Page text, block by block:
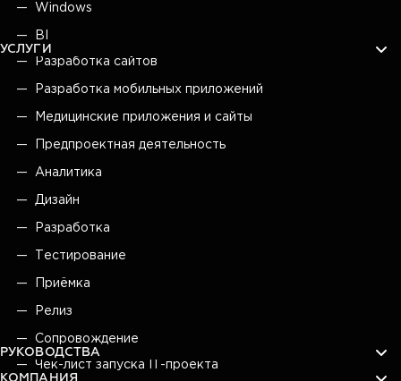
Windows
BI
УСЛУГИ
Разработка сайтов
Разработка мобильных приложений
Медицинские приложения и сайты
Предпроектная деятельность
Аналитика
Дизайн
Разработка
Тестирование
Приёмка
Релиз
Сопровождение
РУКОВОДСТВА
Чек-лист запуска IT-проекта